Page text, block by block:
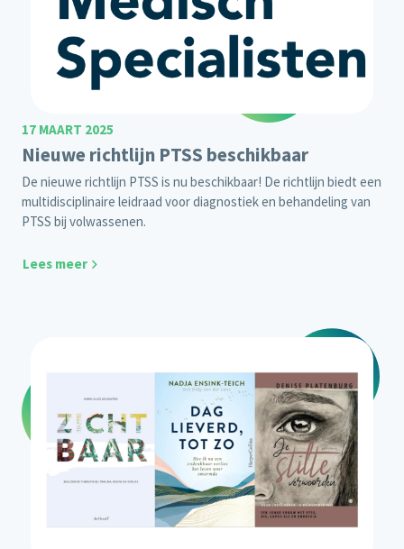
17 MAART 2025
Nieuwe richtlijn PTSS beschikbaar
De nieuwe richtlijn PTSS is nu beschikbaar! De richtlijn biedt een
multidisciplinaire leidraad voor diagnostiek en behandeling van
PTSS bij volwassenen.
Lees meer